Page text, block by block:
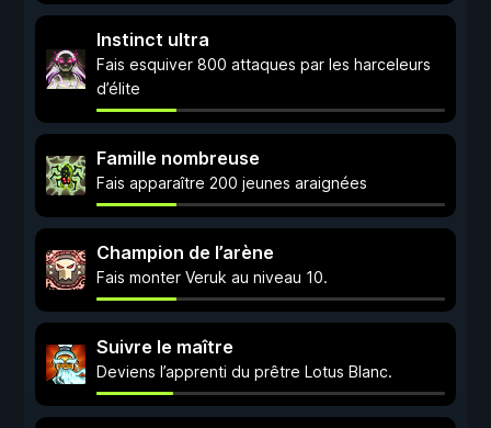
Instinct ultra
Fais esquiver 800 attaques par les harceleurs
d’élite
Famille nombreuse
Fais apparaître 200 jeunes araignées
Champion de l’arène
Fais monter Veruk au niveau 10.
Suivre le maître
Deviens l’apprenti du prêtre Lotus Blanc.